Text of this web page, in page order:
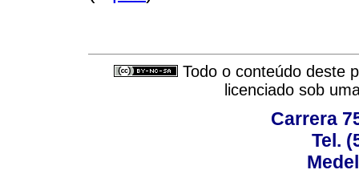
Todo o conteúdo deste
licenciado sob
Carrera
Tel.